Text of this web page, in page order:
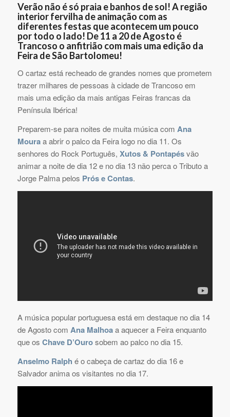
Verão não é só praia e banhos de sol! A região
interior fervilha de animação com as
diferentes festas que acontecem um pouco
por todo o lado! De 11 a 20 de Agosto é
Trancoso o anfitrião com mais uma edição da
Feira de São Bartolomeu!
O cartaz está recheado de grandes nomes que prometem
trazer milhares de pessoas à cidade de Trancoso em
mais uma edição da mais antigas Feiras francas da
Península Ibérica!
Preparem-se para noites de muita música com Ana
Mouraa abrir o palco da Feira logo no dia 11. Os
senhores do Rock Português, Xutos & Pontapésvão
animar a noite de dia 12 e no dia 13 não perca o Tributo a
Jorge Palma pelos Prós e Contas.
A música popular portuguesa está em destaque no dia 14
de Agosto com Ana Malhoaa aquecer a Feira enquanto
que os Chave D’Ourosobem ao palco no dia 15.
Anselmo Ralph é o cabeça de cartaz do dia 16 e
Salvador anima os visitantes no dia 17.